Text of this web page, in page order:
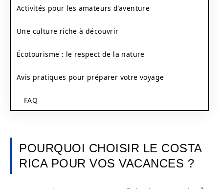
Activités pour les amateurs d’aventure
Une culture riche à découvrir
Écotourisme : le respect de la nature
Avis pratiques pour préparer votre voyage
FAQ
POURQUOI CHOISIR LE COSTA
RICA POUR VOS VACANCES ?